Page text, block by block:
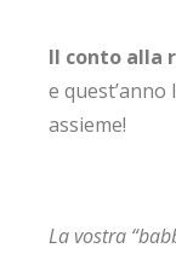
Il conto alla
e
assieme!
La vostra